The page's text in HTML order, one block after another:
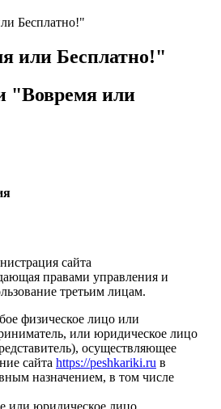
Бесплатно!"
или Бесплатно!"
"Вовремя или
сайта
правами управления и
третьим лицам.
физическое лицо или
или юридическое лицо
осуществляющее
сайта https://peshkariki.ru в
назначением, в том числе
или юридическое лицо,